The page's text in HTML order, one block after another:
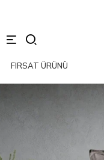
FIRSAT ÜRÜNÜ